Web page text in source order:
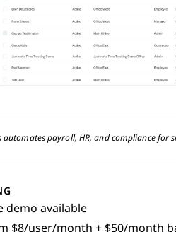
automates payroll, HR, and compliance for
demo available
$8/user/month + $50/month